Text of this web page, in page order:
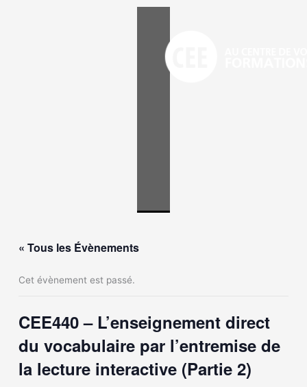
« Tous les Évènements
Cet évènement est passé.
CEE440 – L’enseignement direct
du vocabulaire par l’entremise de
la lecture interactive (Partie 2)